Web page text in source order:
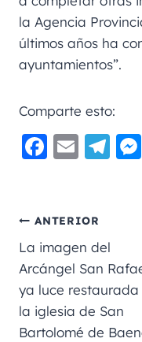
la Agencia
últimos años ha
ayuntamientos”.
Comparte esto:
F
e
b
o
o
k
E
l
Te
ANTERIOR
La imagen del
Arcángel San
ya luce restaurada
la iglesia de San
Bartolomé de